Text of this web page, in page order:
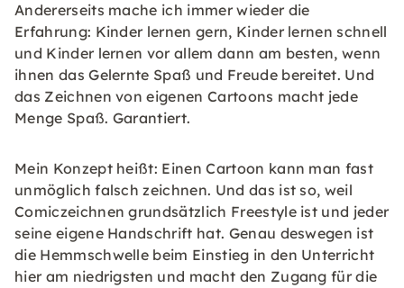
Andererseits mache ich immer wieder die
Erfahrung: Kinder lernen gern, Kinder lernen schnell
und Kinder lernen vor allem dann am besten, wenn
ihnen das Gelernte Spaß und Freude bereitet. Und
das Zeichnen von eigenen Cartoons macht jede
Menge Spaß. Garantiert.
Mein Konzept heißt: Einen Cartoon kann man fast
unmöglich falsch zeichnen. Und das ist so, weil
Comiczeichnen grundsätzlich Freestyle ist und jeder
seine eigene Handschrift hat. Genau deswegen ist
die Hemmschwelle beim Einstieg in den Unterricht
hier am niedrigsten und macht den Zugang für die